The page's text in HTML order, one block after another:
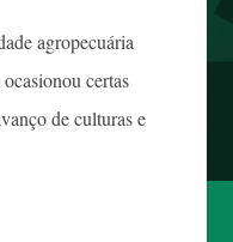
agropecuária
certas
de culturas e